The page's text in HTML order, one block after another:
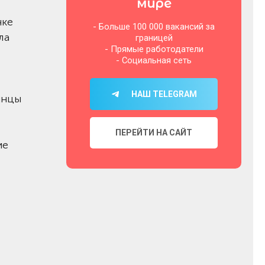
- Больше 100 000 вакансий за
границей
- Прямые работодатели
- Социальная сеть
НАШ TELEGRAM
ПЕРЕЙТИ НА САЙТ